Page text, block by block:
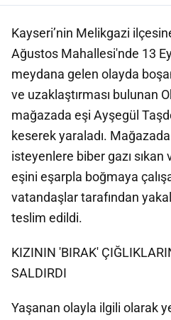
Kayseri’nin Melikgazi
Ağustos Mahallesi'nde 13
meydana gelen olayda
ve uzaklaştırması bulunan
mağazada eşi Ayşegül
keserek yaraladı.
isteyenlere biber gazı sıkan
eşini eşarpla boğmaya
vatandaşlar tarafından
teslim edildi.
KIZININ 'BIRAK'
SALDIRDI
Yaşanan olayla ilgili olarak